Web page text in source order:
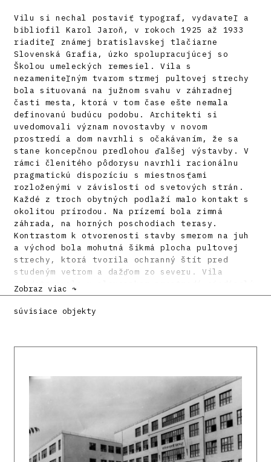
Vilu si nechal postaviť typograf, vydavateľ a
bibliofil Karol Jaroň, v rokoch 1925 až 1933
riaditeľ známej bratislavskej tlačiarne
Slovenská Grafia, úzko spolupracujúcej so
Školou umeleckých remesiel. Vila s
nezameniteľným tvarom strmej pultovej strechy
bola situovaná na južnom svahu v záhradnej
časti mesta, ktorá v tom čase ešte nemala
definovanú budúcu podobu. Architekti si
uvedomovali význam novostavby v novom
prostredí a dom navrhli s očakávaním, že sa
stane koncepčnou predlohou ďalšej výstavby. V
rámci členitého pôdorysu navrhli racionálnu
pragmatickú dispozíciu s miestnosťami
rozloženými v závislosti od svetových strán.
Každé z troch obytných podlaží malo kontakt s
okolitou prírodou. Na prízemí bola zimná
záhrada, na horných poschodiach terasy.
Kontrastom k otvorenosti stavby smerom na juh
a východ bola mohutná šikmá plocha pultovej
strechy, ktorá tvorila ochranný štít pred
studeným vetrom a dažďom zo severu. Vila
predstavovala v slovenskom prostredí ojedinelý
príklad expresívnej funkcionalistickej
estetiky. Neskôr však zrezanú severnú stranu
jej mieste postavili banálny bytový dom.
Vila pána riaditeľa Jaroňa. Slovenský staviteľ
HOŘEJŠ, Antonín: 10 roků architektonické práce
A. Balána a J. Grossmanna. Bratislava,
Slovenská grafia 1932. 52 s.
SARTORIS, Alberto: Gli elementi dell
Zobraz viac ↷
súvisiace objekty